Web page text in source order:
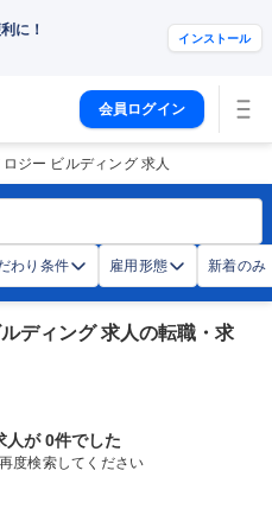
に！ インストール
会員ログイン
ジー ビルディング 求人
わり条件 雇用形態 新着のみ
ディング 求人の転職・求
人が 0件でした
度検索してください